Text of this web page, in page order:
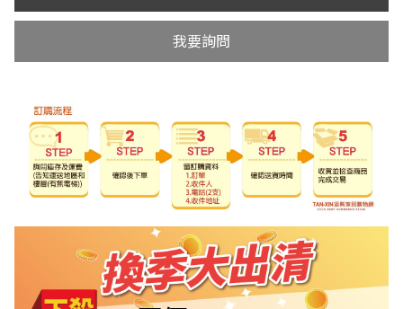
我要詢問